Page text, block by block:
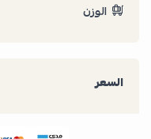
الوزن
السعر